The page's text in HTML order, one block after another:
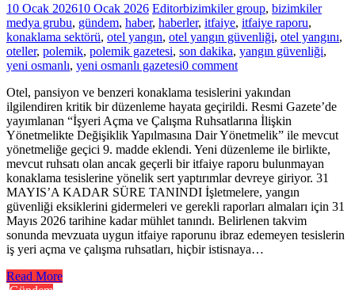
10 Ocak 202610 Ocak 2026 Editorbizimkiler group, bizimkiler
medya grubu, gündem, haber, haberler, itfaiye, itfaiye raporu,
konaklama sektörü, otel yangın, otel yangın güvenliği, otel yangını,
oteller, polemik, polemik gazetesi, son dakika, yangın güvenliği,
yeni osmanlı, yeni osmanlı gazetesi0 comment
Otel, pansiyon ve benzeri konaklama tesislerini yakından
ilgilendiren kritik bir düzenleme hayata geçirildi. Resmi Gazete’de
yayımlanan “İşyeri Açma ve Çalışma Ruhsatlarına İlişkin
Yönetmelikte Değişiklik Yapılmasına Dair Yönetmelik” ile mevcut
yönetmeliğe geçici 9. madde eklendi. Yeni düzenleme ile birlikte,
mevcut ruhsatı olan ancak geçerli bir itfaiye raporu bulunmayan
konaklama tesislerine yönelik sert yaptırımlar devreye giriyor. 31
MAYIS’A KADAR SÜRE TANINDI İşletmelere, yangın
güvenliği eksiklerini gidermeleri ve gerekli raporları almaları için 31
Mayıs 2026 tarihine kadar mühlet tanındı. Belirlenen takvim
sonunda mevzuata uygun itfaiye raporunu ibraz edemeyen tesislerin
iş yeri açma ve çalışma ruhsatları, hiçbir istisnaya…
Read More